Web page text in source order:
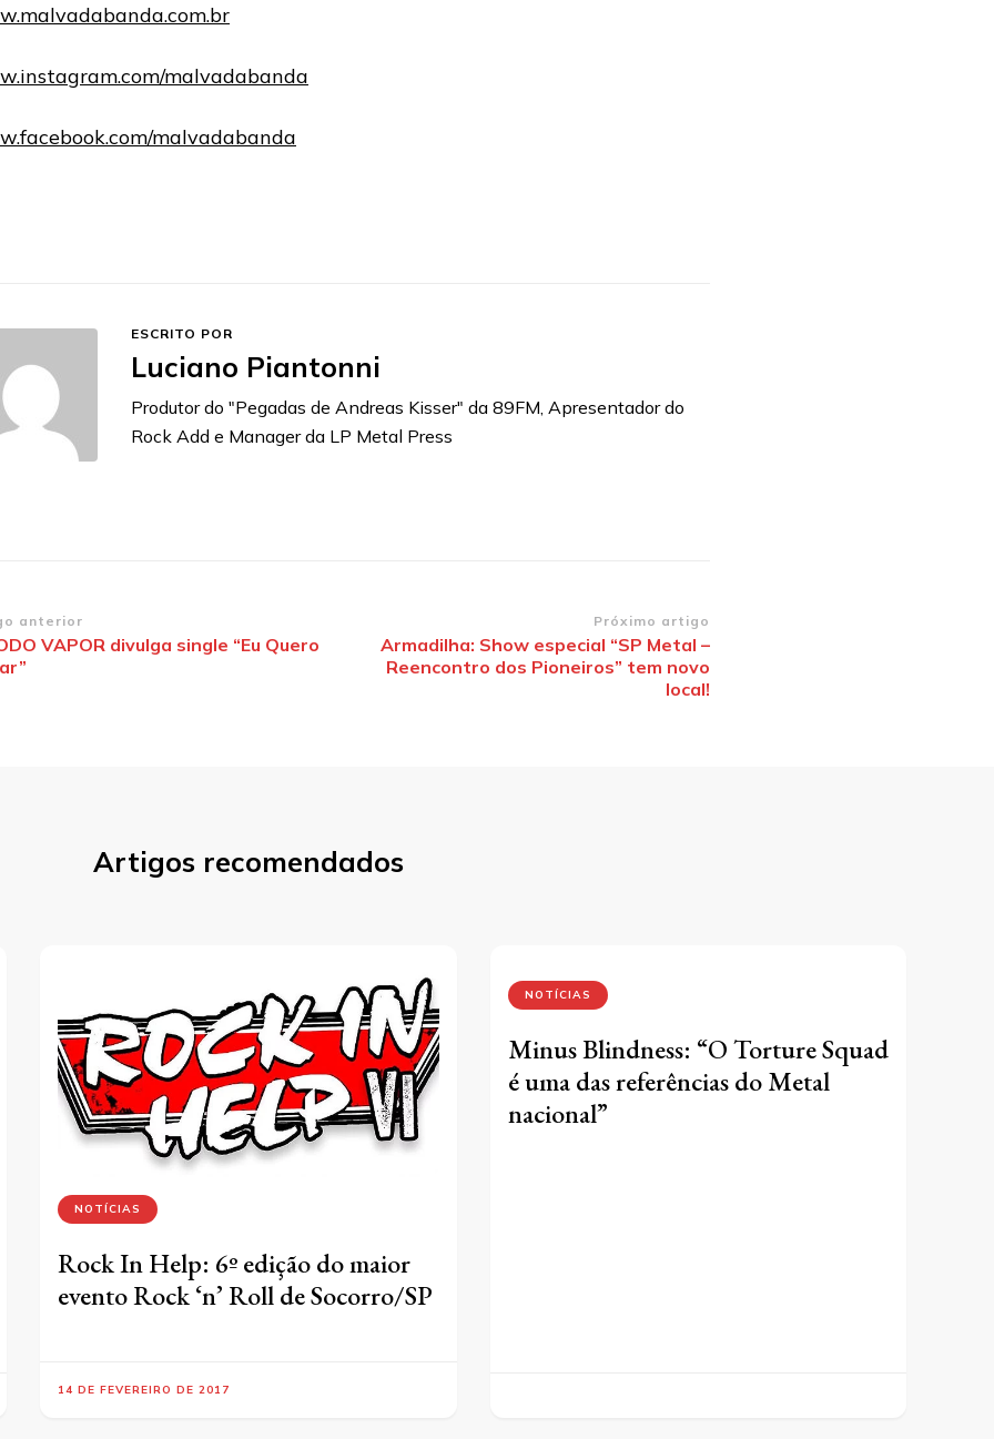
malvadabanda
malvadabanda
ESCRITO POR
Luciano Piantonni
Produtor do "Pegadas de Andreas Kisser" da 89FM, Apresentador do
Rock Add e Manager da LP Metal Press
anterior
VAPOR divulga single “Eu Quero
Próximo artigo
Armadilha: Show especial “SP Metal –
Reencontro dos Pioneiros” tem novo
local!
Artigos recomendados
NOTÍCIAS
Rock In Help: 6º edição do maior
evento Rock ‘n’ Roll de Socorro/SP
14 DE FEVEREIRO DE 2017
NOTÍCIAS
Minus Blindness: “O Torture Squad
é uma das referências do Metal
nacional”